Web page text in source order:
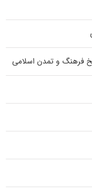
فرهنگ و تمدن اسلامی